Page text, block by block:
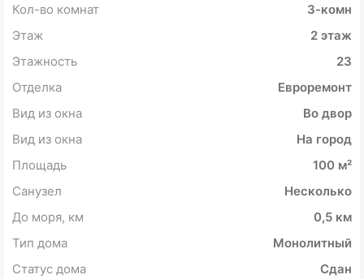
Кол-во комнат
3-комн
Этаж
2 этаж
Этажность
23
Отделка
Евроремонт
Вид из окна
Во двор
Вид из окна
На город
Площадь
100 м²
Санузел
Несколько
До моря, км
0,5 км
Тип дома
Монолитный
Статус дома
Сдан